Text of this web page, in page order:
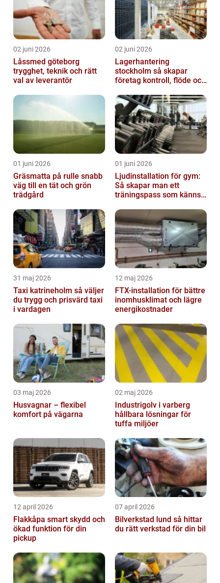
02 juni 2026
Låssmed göteborg
trygghet, teknik och rätt
val av leverantör
02 juni 2026
Lagerhantering
stockholm så skapar
företag kontroll, flöde och
01 juni 2026
Gräsmatta på rulle snabb
väg till en tät och grön
trädgård
01 juni 2026
Ljudinstallation för gym:
Så skapar man ett
träningspass som känns i
31 maj 2026
Taxi katrineholm så väljer
du trygg och prisvärd taxi
i vardagen
12 maj 2026
FTX-installation för bättre
inomhusklimat och lägre
energikostnader
03 maj 2026
Husvagnar – flexibel
komfort på vägarna
02 maj 2026
Industrigolv i varberg
hållbara lösningar för
tuffa miljöer
12 april 2026
Flakkåpa smart skydd och
ökad funktion för din
pickup
07 april 2026
Bilverkstad lund så hittar
du rätt verkstad för din bil